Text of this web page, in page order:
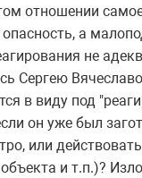
отношении
а
не
Сергею
в виду под
он уже был
или
и т.п.)?